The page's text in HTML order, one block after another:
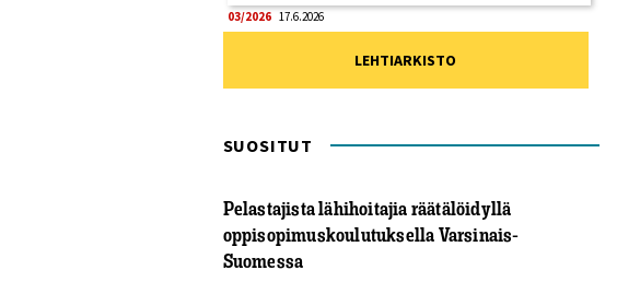
03/2026 17.6.2026
LEHTIARKISTO
SUOSITUT
Pelastajista lähihoitajia räätälöidyllä
oppisopimuskoulutuksella Varsinais-
Suomessa